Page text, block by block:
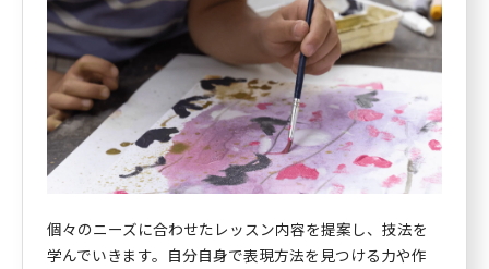
個々のニーズに合わせたレッスン内容を提案し、技法を
学んでいきます。自分自身で表現方法を見つける力や作